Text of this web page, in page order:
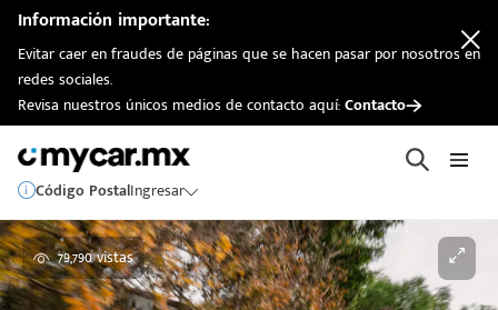
Información importante:
Evitar caer en fraudes de páginas que se hacen pasar por nosotros en
redes sociales.
Revisa nuestros únicos medios de contacto aquí:Contacto
Código PostalIngresar
79,790 vistas